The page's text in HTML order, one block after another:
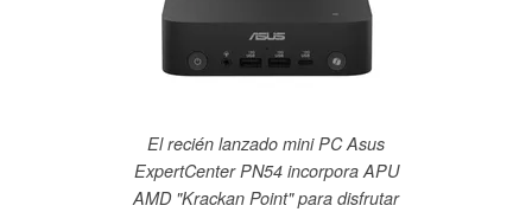
El recién lanzado mini PC Asus
ExpertCenter PN54 incorpora APU
AMD "Krackan Point" para disfrutar